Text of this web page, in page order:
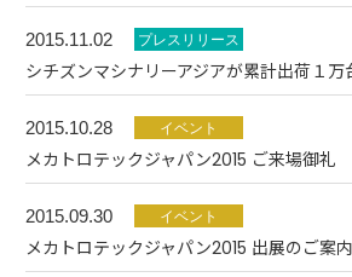
2015.11.02
シチズンマシナリーアジアが累計出荷１万
2015.10.28
メカトロテックジャパン2015 ご来場御礼
2015.09.30
メカトロテックジャパン2015 出展のご案内